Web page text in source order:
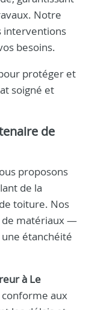
Notre
interventions
besoins.
protéger et
soigné et
de
proposons
de la
toiture. Nos
de matériaux —
étanchéité
à Le
aux